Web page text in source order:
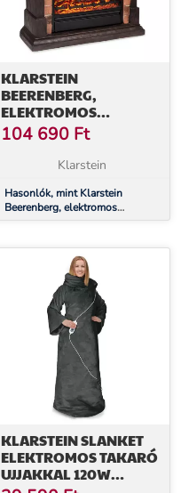
KLARSTEIN
BEERENBERG,
ELEKTROMOS
KANDALLÓ, 1800 W, 10
- 30 °C FŰTÉSI
FUNKCIÓ,
104 690 Ft
Klarstein
Hasonlók, mint Klarstein
Beerenberg, elektromos
kandalló, 1800 W, 10 - 30 °C
KLARSTEIN SLANKET
ELEKTROMOS TAKARÓ
UJJAKKAL 120W